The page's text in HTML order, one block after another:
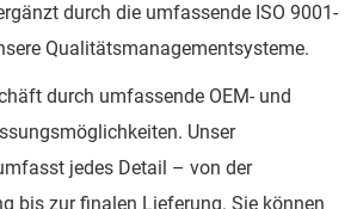
durch die umfassende ISO 9001-
Qualitätsmanagementsysteme.
durch umfassende OEM- und
Unser
jedes Detail – von der
bis zur finalen Lieferung. Sie können